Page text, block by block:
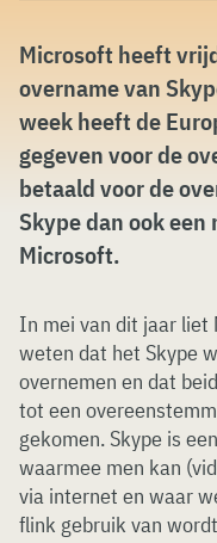
Microsoft heeft
overname van
week heeft de
gegeven voor de
betaald voor de
Skype dan ook
Microsoft.
In mei van dit jaar liet
weten dat het Skype
overnemen en dat
tot een
gekomen. Skype is
waarmee men kan
via internet en waar
flink gebruik van